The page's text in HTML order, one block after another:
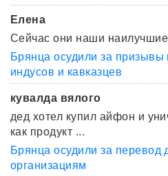
Елена
Сейчас они наши наилучшие
Брянца осудили за
индусов и кавказцев
кувалда вялого
дед хотел купил айфон и
как продукт ...
Брянца осудили за перевод
организациям